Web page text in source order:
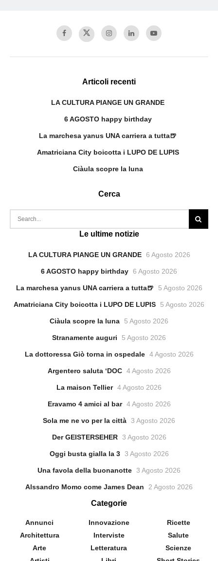
Articoli recenti
LA CULTURA PIANGE UN GRANDE
6 AGOSTO happy birthday
La marchesa yanus UNA carriera a tutta🍺
Amatriciana City boicotta i LUPO DE LUPIS
Ciàula scopre la luna
Cerca
Le ultime notizie
LA CULTURA PIANGE UN GRANDE 6 Agosto 2026
6 AGOSTO happy birthday 6 Agosto 2026
La marchesa yanus UNA carriera a tutta🍺 5 Agosto 2026
Amatriciana City boicotta i LUPO DE LUPIS 5 Agosto 2026
Ciàula scopre la luna 5 Agosto 2026
Stranamente auguri 5 Agosto 2026
La dottoressa Giò torna in ospedale 4 Agosto 2026
Argentero saluta ‘DOC 4 Agosto 2026
La maison Tellier 4 Agosto 2026
Eravamo 4 amici al bar 4 Agosto 2026
Sola me ne vo per la città 3 Agosto 2026
Der GEISTERSEHER 3 Agosto 2026
Oggi busta gialla la 3 3 Agosto 2026
Una favola della buonanotte 3 Agosto 2026
Alssandro Momo come James Dean 2 Agosto 2026
Categorie
Annunci
Architettura
Arte
Innovazione
Interviste
Letteratura
Ricette
Salute
Scienze